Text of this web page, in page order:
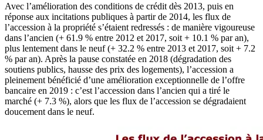
Avec l’amélioration des conditions de crédit dès 2013, puis en
réponse aux incitations publiques à partir de 2014, les flux de
l’accession à la propriété s’étaient redressés : de manière vigoureuse
dans l’ancien (+ 61.9 % entre 2012 et 2017, soit + 10.1 % par an),
plus lentement dans le neuf (+ 32.2 % entre 2013 et 2017, soit + 7.2
% par an). Après la pause constatée en 2018 (dégradation des
soutiens publics, hausse des prix des logements), l’accession a
pleinement bénéficié d’une amélioration exceptionnelle de l’offre
bancaire en 2019 : c’est l’accession dans l’ancien qui a tiré le
marché (+ 7.3 %), alors que les flux de l’accession se dégradaient
doucement dans le neuf.